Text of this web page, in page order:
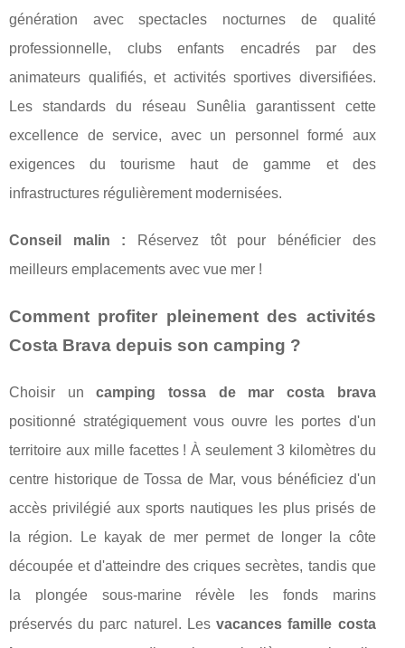
génération avec spectacles nocturnes de qualité
professionnelle, clubs enfants encadrés par des
animateurs qualifiés, et activités sportives diversifiées.
Les standards du réseau Sunêlia garantissent cette
excellence de service, avec un personnel formé aux
exigences du tourisme haut de gamme et des
infrastructures régulièrement modernisées.
Conseil malin : Réservez tôt pour bénéficier des
meilleurs emplacements avec vue mer !
Comment profiter pleinement des activités
Costa Brava depuis son camping ?
Choisir uncamping tossa de mar costa brava
positionné stratégiquement vous ouvre les portes d'un
territoire aux mille facettes ! À seulement 3 kilomètres du
centre historique de Tossa de Mar, vous bénéficiez d'un
accès privilégié aux sports nautiques les plus prisés de
la région. Le kayak de mer permet de longer la côte
découpée et d'atteindre des criques secrètes, tandis que
la plongée sous-marine révèle les fonds marins
préservés du parc naturel. Lesvacances famille costa